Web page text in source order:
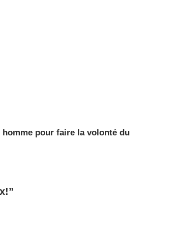
pour faire la volonté du